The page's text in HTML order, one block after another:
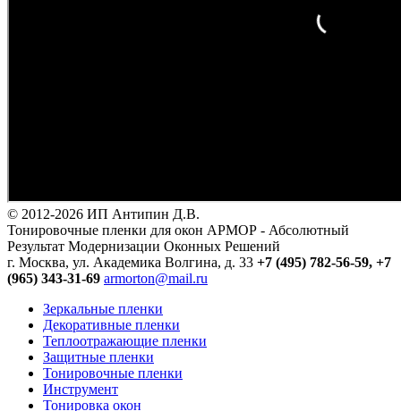
© 2012-2026 ИП Антипин Д.В.
Тонировочные пленки для окон АРМОР - Абсолютный
Результат Модернизации Оконных Решений
г. Москва, ул. Академика Волгина, д. 33 +7 (495) 782-56-59, +7
(965) 343-31-69 armorton@mail.ru
Зеркальные пленки
Декоративные пленки
Теплоотражающие пленки
Защитные пленки
Тонировочные пленки
Инструмент
Тонировка окон